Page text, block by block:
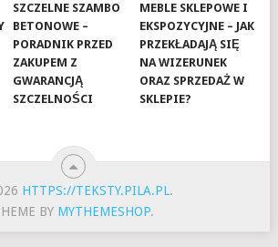
SZCZELNE SZAMBO
BETONOWE –
PORADNIK PRZED
ZAKUPEM Z
GWARANCJĄ
SZCZELNOŚCI
MEBLE SKLEPOWE I
EKSPOZYCYJNE – JAK
PRZEKŁADAJĄ SIĘ
NA WIZERUNEK
ORAZ SPRZEDAŻ W
SKLEPIE?
HTTPS://TEKSTY.PILA.PL.
BY MYTHEMESHOP.